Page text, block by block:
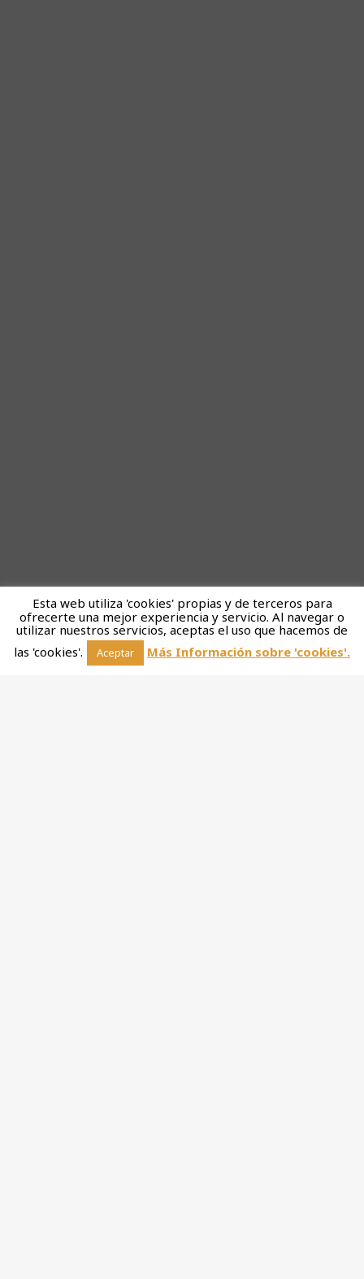
Esta web utiliza 'cookies' propias y de terceros para
ofrecerte una mejor experiencia y servicio. Al navegar o
utilizar nuestros servicios, aceptas el uso que hacemos de
las 'cookies'.
Aceptar Más Información sobre 'cookies'.